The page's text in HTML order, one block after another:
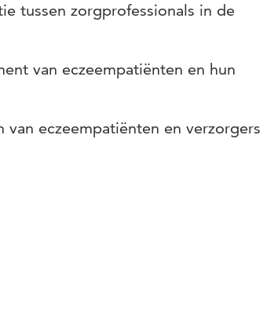
tussen zorgprofessionals in de
van eczeempatiënten en hun
eczeempatiënten en verzorgers